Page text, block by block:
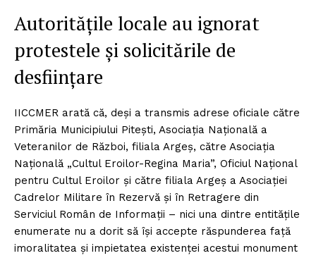
Autoritățile locale au ignorat
protestele și solicitările de
desființare
IICCMER arată că, deşi a transmis adrese oficiale către
Primăria Municipiului Pitești, Asociația Națională a
Veteranilor de Război, filiala Argeș, către Asociația
Națională „Cultul Eroilor-Regina Maria”, Oficiul Național
pentru Cultul Eroilor și către filiala Argeș a Asociaţiei
Cadrelor Militare în Rezervă şi în Retragere din
Serviciul Român de Informaţii – nici una dintre entitățile
enumerate nu a dorit să își accepte răspunderea față
imoralitatea și impietatea existenței acestui monument